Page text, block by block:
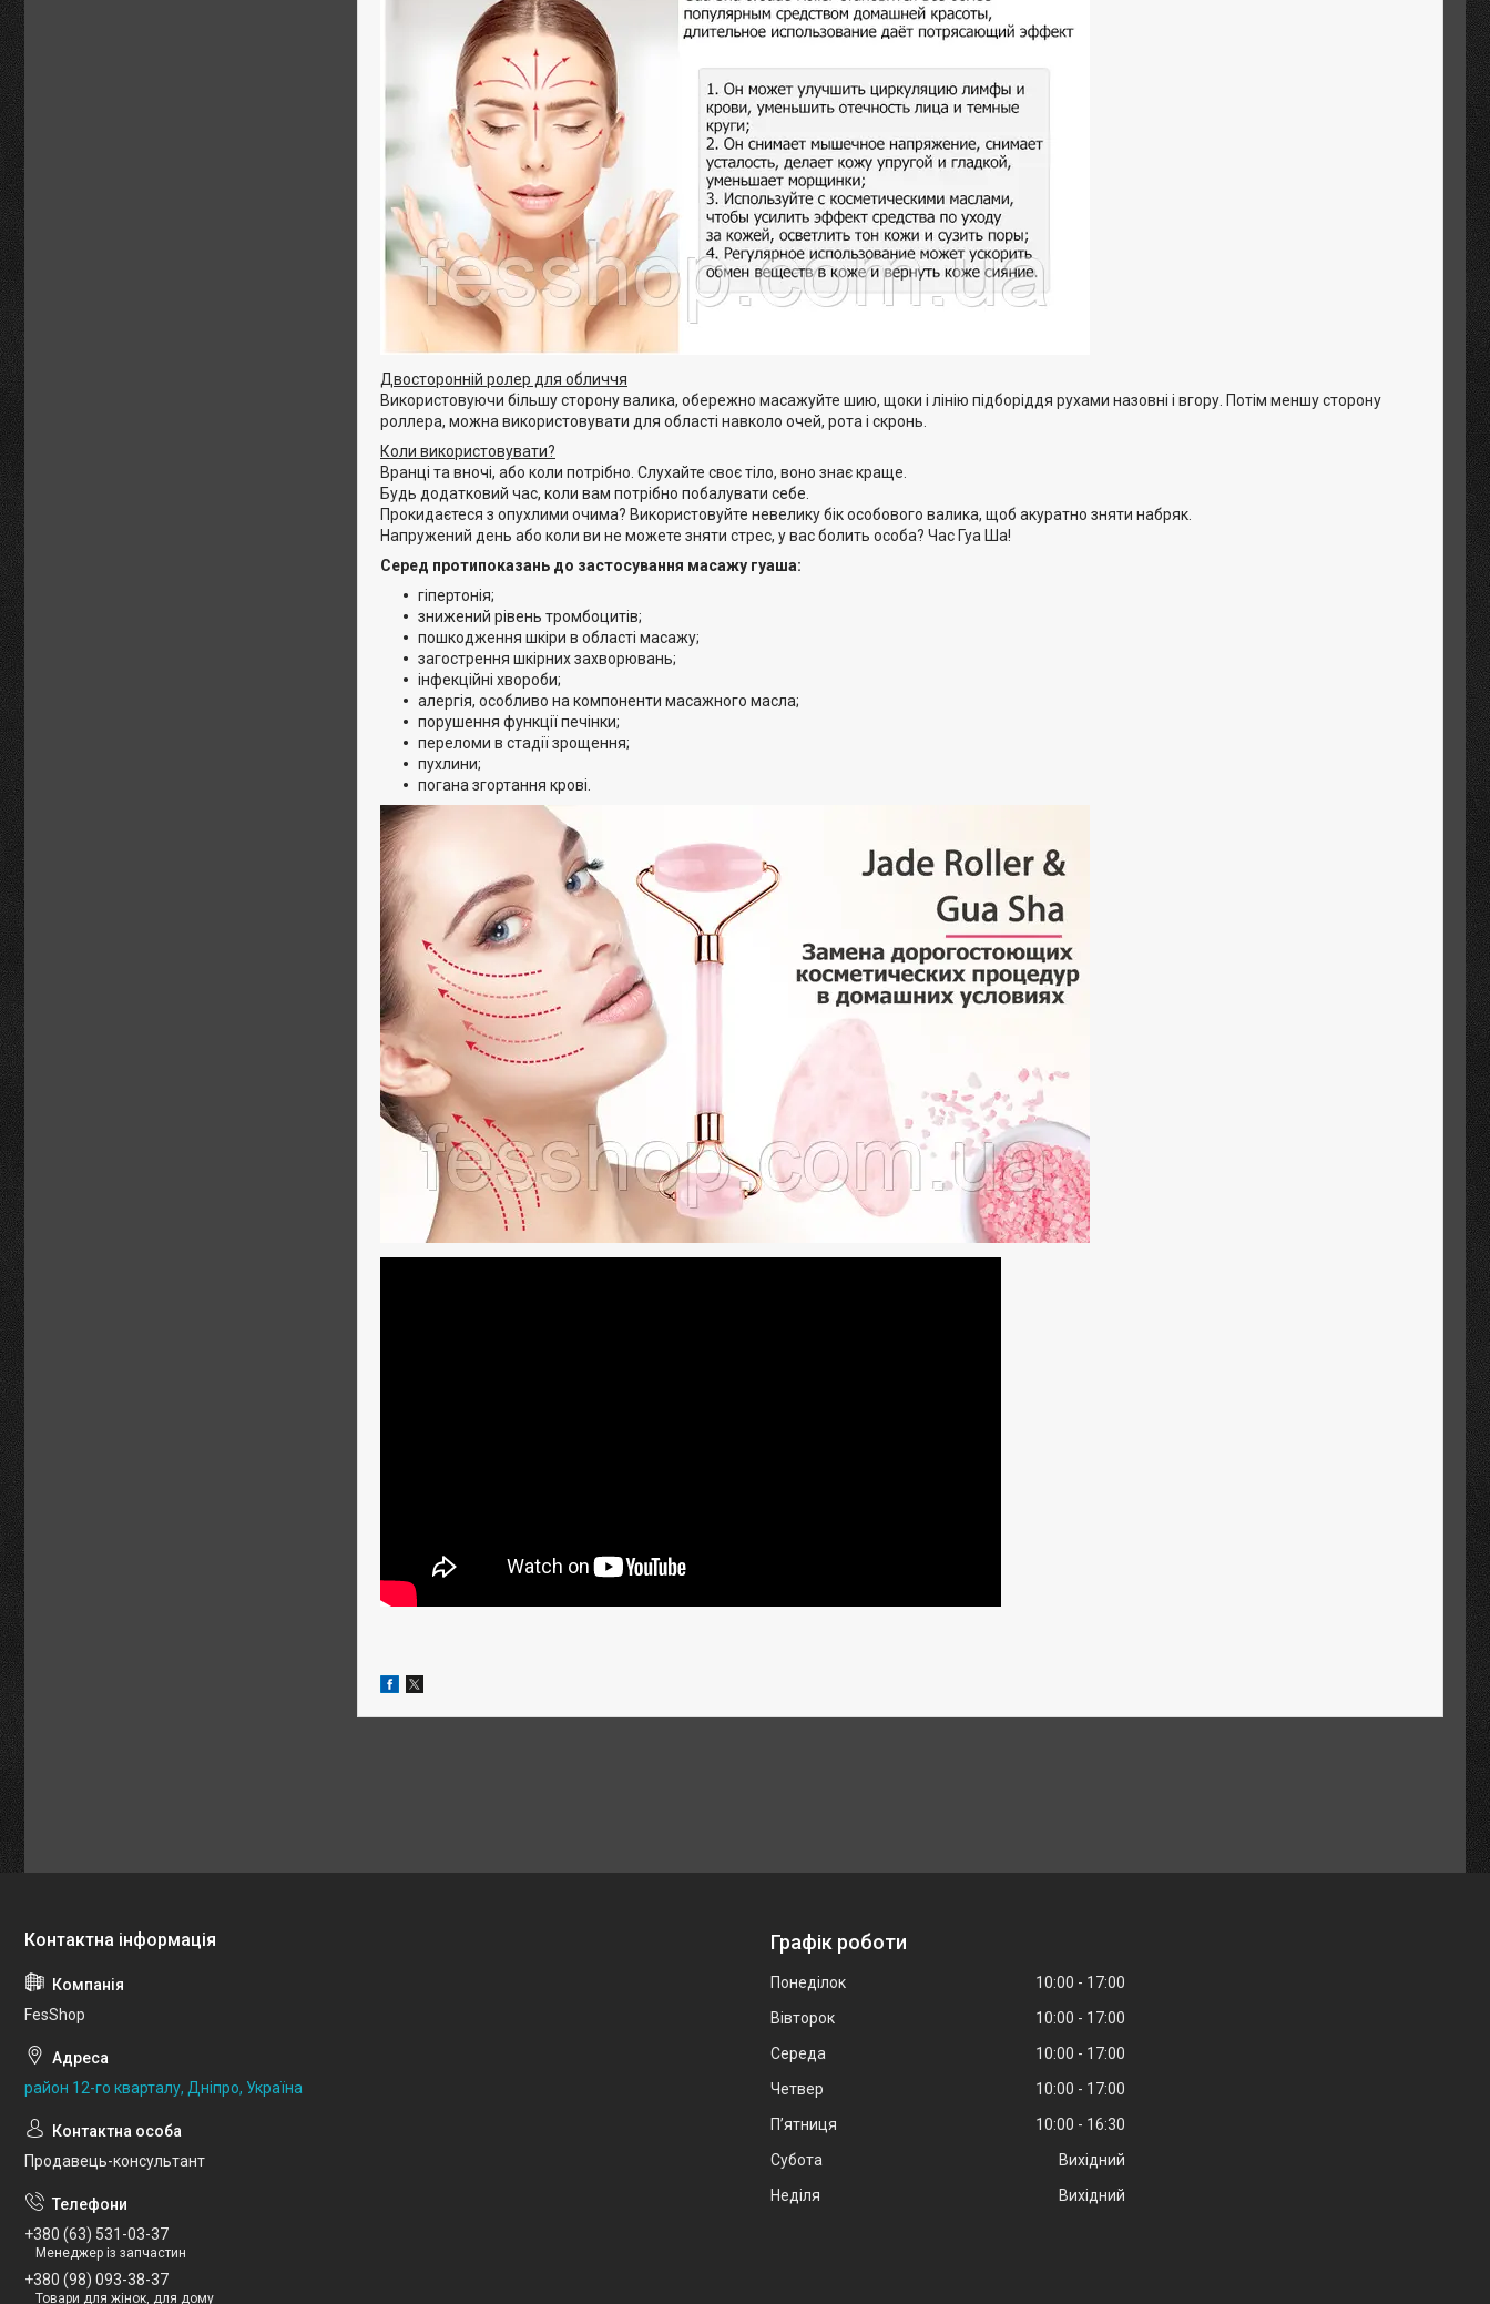
Двосторонній ролер для обличчя
Використовуючи більшу сторону валика, обережно масажуйте шию, щоки і лінію підборіддя рухами назовні і вгору. Потім меншу сторону
роллера, можна використовувати для області навколо очей, рота і скронь.
Коли використовувати?
Вранці та вночі, або коли потрібно. Слухайте своє тіло, воно знає краще.
Будь додатковий час, коли вам потрібно побалувати себе.
Прокидаєтеся з опухлими очима? Використовуйте невелику бік особового валика, щоб акуратно зняти набряк.
Напружений день або коли ви не можете зняти стрес, у вас болить особа? Час Гуа Ша!
Серед протипоказань до застосування масажу гуаша:
гіпертонія;
знижений рівень тромбоцитів;
пошкодження шкіри в області масажу;
загострення шкірних захворювань;
інфекційні хвороби;
алергія, особливо на компоненти масажного масла;
порушення функції печінки;
переломи в стадії зрощення;
пухлини;
погана згортання крові.
FesShop
район 12-го кварталу, Дніпро, Україна
Продавець-консультант
+380 (63) 531-03-37
Менеджер із запчастин
+380 (98) 093-38-37
Товари для жінок, для дому
Графік роботи
Понеділок 10:00
17:00
Вівторок
10:00
17:00
Середа
10:00
17:00
Четвер
10:00
17:00
Пʼятниця
10:00
16:30
Субота
Вихідний
Неділя
Вихідний